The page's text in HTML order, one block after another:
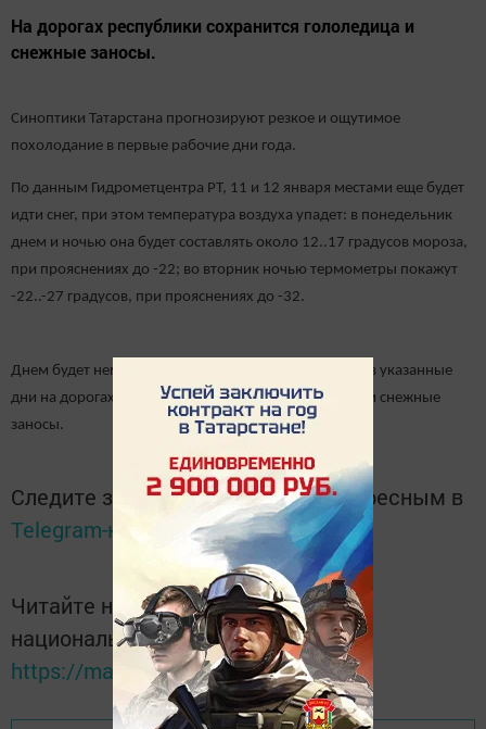
На дорогах республики сохранится гололедица и
снежные заносы.
Синоптики Татарстана прогнозируют резкое и ощутимое
похолодание в первые рабочие дни года.
По данным Гидрометцентра РТ, 11 и 12 января местами еще будет
идти снег, при этом температура воздуха упадет: в понедельник
днем и ночью она будет составлять около 12..17 градусов мороза,
при прояснениях до -22; во вторник ночью термометры покажут
-22..-27 градусов, при прояснениях до -32.
Днем будет немного теплее: -17..-22 градуса. Также в указанные
дни на дорогах республики сохранится гололедица и снежные
заносы.
Следите за самым важным и интересным в
Telegram-канале
Татмедиа
Читайте новости Татарстана в
национальном мессенджере MАХ:
https://max.ru/tatmedia